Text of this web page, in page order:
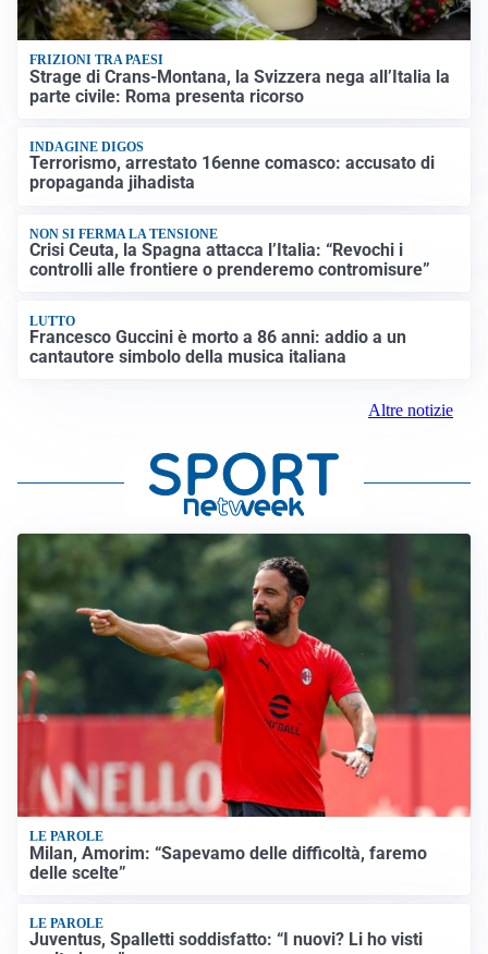
FRIZIONI TRA PAESI
Strage di Crans-Montana, la Svizzera nega all’Italia la
parte civile: Roma presenta ricorso
INDAGINE DIGOS
Terrorismo, arrestato 16enne comasco: accusato di
propaganda jihadista
NON SI FERMA LA TENSIONE
Crisi Ceuta, la Spagna attacca l’Italia: “Revochi i
controlli alle frontiere o prenderemo contromisure”
LUTTO
Francesco Guccini è morto a 86 anni: addio a un
cantautore simbolo della musica italiana
Altre notizie
LE PAROLE
Milan, Amorim: “Sapevamo delle difficoltà, faremo
delle scelte”
LE PAROLE
Juventus, Spalletti soddisfatto: “I nuovi? Li ho visti